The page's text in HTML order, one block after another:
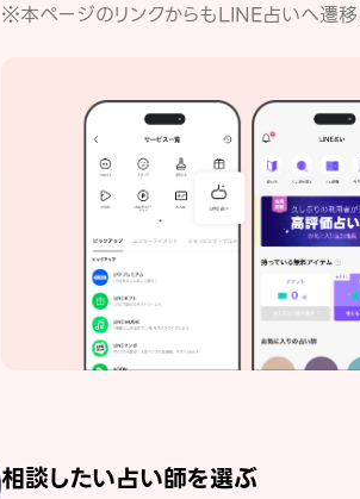
※本ページのリンクからもLINE占いへ遷
相談したい占い師を選ぶ